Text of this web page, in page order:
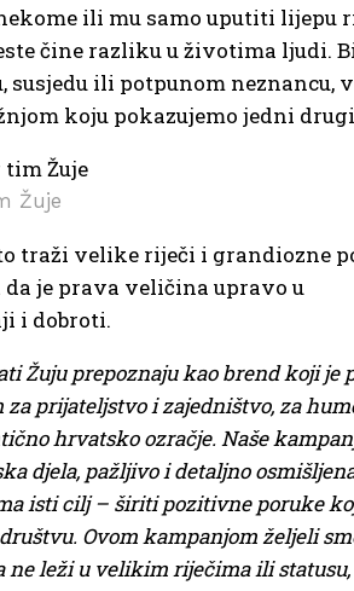
ili mu samo uputiti lijepu
čine razliku u životima ljudi.
susjedu ili potpunom neznancu,
koju pokazujemo jedni
Žuje
traži velike riječi i grandiozne
da je prava veličina upravo u
i dobroti.
Žuju prepoznaju kao brend koji je
prijateljstvo i zajedništvo, za
hrvatsko ozračje. Naše
djela, pažljivo i detaljno
isti cilj – širiti pozitivne poruke
Ovom kampanjom željeli
ne leži u velikim riječima ili statusu,